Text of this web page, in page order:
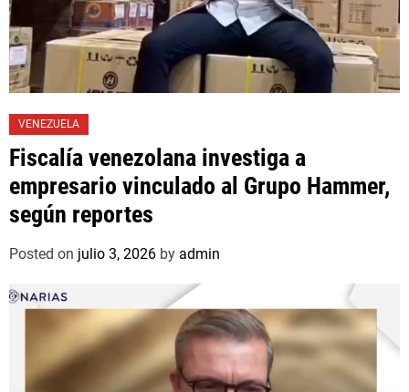
VENEZUELA
Fiscalía venezolana investiga a
empresario vinculado al Grupo Hammer,
según reportes
Posted on julio 3, 2026 by admin